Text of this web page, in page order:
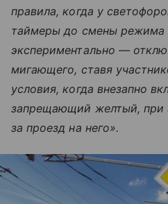
правила, когда у
таймеры до смены
экспериментально —
мигающего, ставя
условия, когда внезапно
запрещающий желтый, при
за проезд на него».